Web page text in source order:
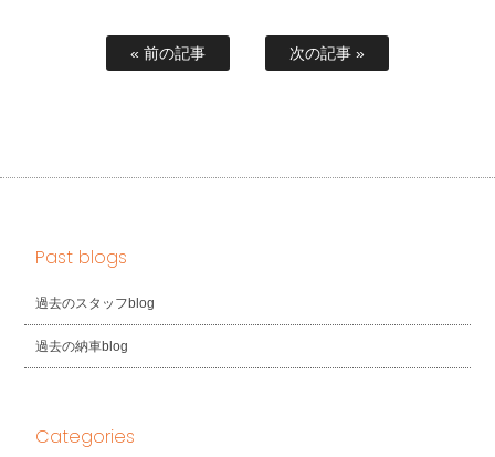
« 前の記事 次の記事 »
Past blogs
過去のスタッフblog
過去の納車blog
Categories